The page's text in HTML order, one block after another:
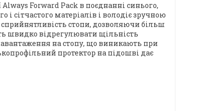
Forward Pack в поєднанні синього,
сітчастого матеріалів і володіє зручною
стопи, дозволяючи більш
швидко відрегулювати щільність
на стопу, що виникають при
протектор на підошві дає